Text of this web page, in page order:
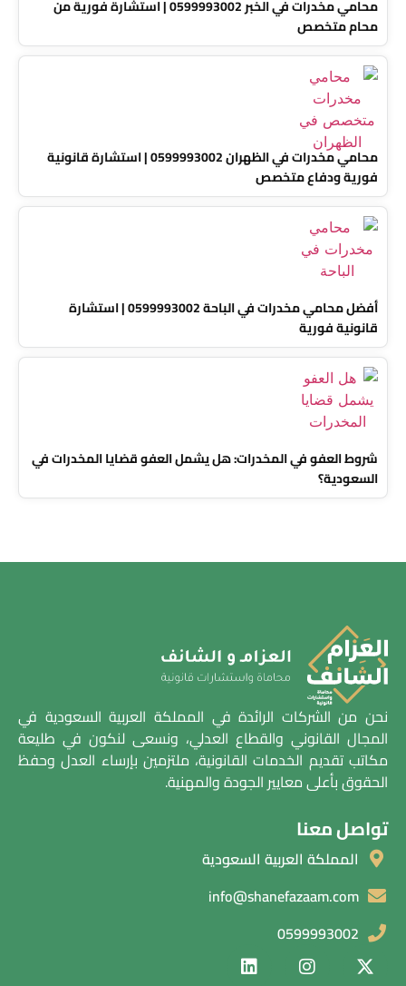
محامي مخدرات في الخبر 0599993002 | استشارة فورية من
محام متخصص
محامي مخدرات في الظهران 0599993002 | استشارة قانونية
فورية ودفاع متخصص
أفضل محامي مخدرات في الباحة 0599993002 | استشارة
قانونية فورية
شروط العفو في المخدرات: هل يشمل العفو قضايا المخدرات في
السعودية؟
نحن من الشركات الرائدة في المملكة العربية السعودية في
المجال القانوني والقطاع العدلي، ونسعى لنكون في طليعة
مكاتب تقديم الخدمات القانونية، ملتزمين بإرساء العدل وحفظ
الحقوق بأعلى معايير الجودة والمهنية.
تواصل معنا
المملكة العربية السعودية
info@shanefazaam.com
0599993002